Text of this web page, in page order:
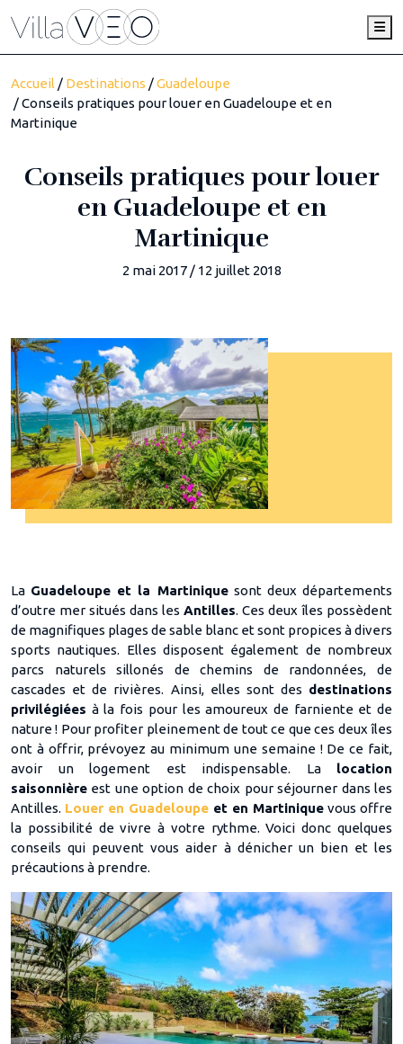
Accueil / Destinations /Guadeloupe
/ Conseils pratiques pour louer en Guadeloupe et en
Martinique
Conseils pratiques pour louer
en Guadeloupe et en
Martinique
2 mai 2017 / 12 juillet 2018
La Guadeloupe et la Martiniquesont deux départements
d’outre mer situés dans les Antilles. Ces deux îles possèdent
de magnifiques plages de sable blanc et sont propices à divers
sports nautiques. Elles disposent également de nombreux
parcs naturels sillonés de chemins de randonnées, de
cascades et de rivières. Ainsi, elles sont des destinations
privilégiées à la fois pour les amoureux de farniente et de
nature ! Pour profiter pleinement de tout ce que ces deux îles
ont à offrir, prévoyez au minimum une semaine ! De ce fait,
avoir un logement est indispensable. La location
saisonnière est une option de choix pour séjourner dans les
Antilles. Louer en Guadeloupe et en Martinique vous offre
la possibilité de vivre à votre rythme. Voici donc quelques
conseils qui peuvent vous aider à dénicher un bien et les
précautions à prendre.